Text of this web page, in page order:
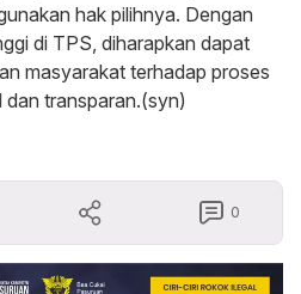
hak pilihnya. Dengan
di TPS, diharapkan dapat
masyarakat terhadap proses
dan transparan.(syn)
0